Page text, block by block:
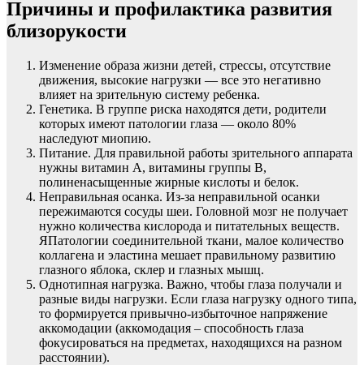
Причины и профилактика развития
близорукости
Изменение образа жизни детей, стрессы, отсутствие
движения, высокие нагрузки — все это негативно
влияет на зрительную систему ребенка.
Генетика. В группе риска находятся дети, родители
которых имеют патологии глаза — около 80%
наследуют миопию.
Питание. Для правильной работы зрительного аппарата
нужны витамин А, витамины группы В,
полиненасыщенные жирные кислоты и белок.
Неправильная осанка. Из-за неправильной осанки
пережимаются сосуды шеи. Головной мозг не получает
нужно количества кислорода и питательных веществ.
ЯПатологии соединительной ткани, малое количество
коллагена и эластина мешает правильному развитию
глазного яблока, склер и глазных мышц.
Однотипная нагрузка. Важно, чтобы глаза получали и
разные виды нагрузки. Если глаза нагрузку одного типа,
то формируется привычно-избыточное напряжение
аккомодации (аккомодация – способность глаза
фокусироваться на предметах, находящихся на разном
расстоянии).